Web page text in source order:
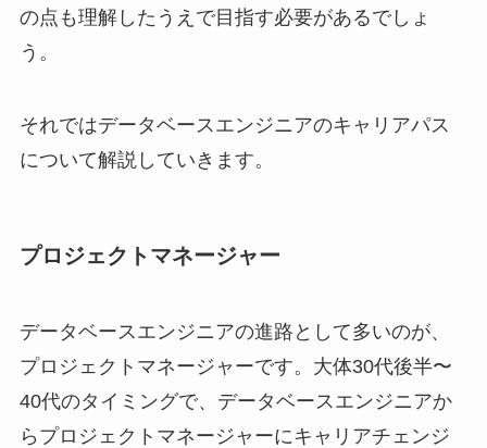
の点も理解したうえで目指す必要があるでしょ
う。
それではデータベースエンジニアのキャリアパス
について解説していきます。
プロジェクトマネージャー
データベースエンジニアの進路として多いのが、
プロジェクトマネージャーです。大体30代後半〜
40代のタイミングで、データベースエンジニアか
らプロジェクトマネージャーにキャリアチェンジ